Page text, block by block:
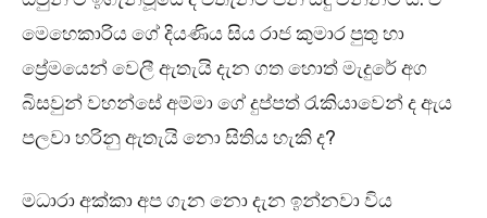
මෙහෙකාරිය ගේ දියණිය සිය රාජ කුමාර පුතු හා
ප්‍රේමයෙන් වෙලී ඇතැයි දැන ගත හොත් මැදුරේ අග
බිසවුන් වහන්සේ අම්මා ගේ දුප්පත් රැකියාවෙන් ද ඇය
පලවා හරිනු ඇතැයි නො සිතිය හැකි ද?
මධාරා අක්කා අප ගැන නො දැන ඉන්නවා විය